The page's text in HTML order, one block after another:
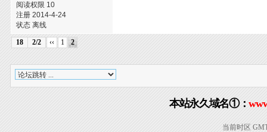
阅读权限 10
注册 2014-4-24
状态 离线
18 2/2 ‹‹ 1 2
本站永久域名①：
当前时区